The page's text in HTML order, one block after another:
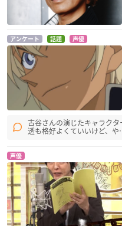
アンケート 話題 声優
古谷さんの演じたキャラク
透も格好よくていいけど、
声優